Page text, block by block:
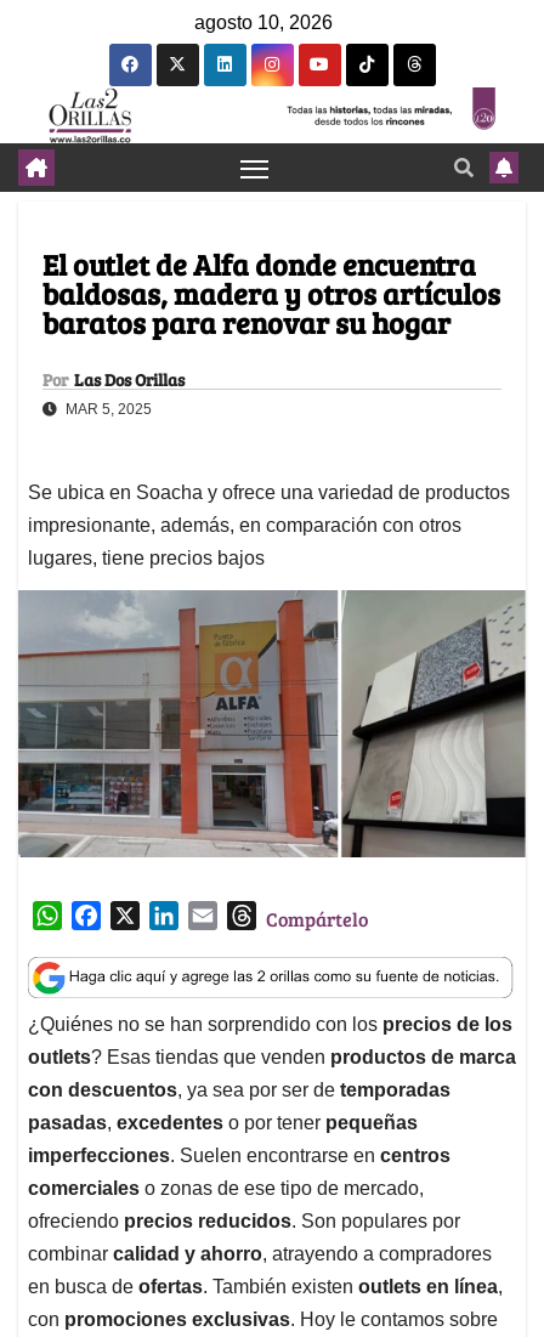
agosto 10, 2026
El outlet de Alfa donde encuentra
baldosas, madera y otros artículos
baratos para renovar su hogar
Por Las Dos Orillas
MAR 5, 2025
Se ubica en Soacha y ofrece una variedad de productos
impresionante, además, en comparación con otros
lugares, tiene precios bajos
W
a
t
s
A
p
p
c
e
b
o
o
k
n
k
e
d
I
n
a
i
l
T
r
e
a
d
s
Compártelo
¿Quiénes no se han sorprendido con los precios de los
outlets? Esas tiendas que venden productos de marca
con descuentos, ya sea por ser de temporadas
pasadas, excedentes o por tener pequeñas
imperfecciones. Suelen encontrarse en centros
comerciales o zonas de ese tipo de mercado,
ofreciendo precios reducidos. Son populares por
combinar calidad y ahorro, atrayendo a compradores
en busca de ofertas. También existen outlets en línea,
con promociones exclusivas. Hoy le contamos sobre